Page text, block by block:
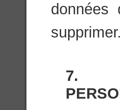
données
supprimer.
7.